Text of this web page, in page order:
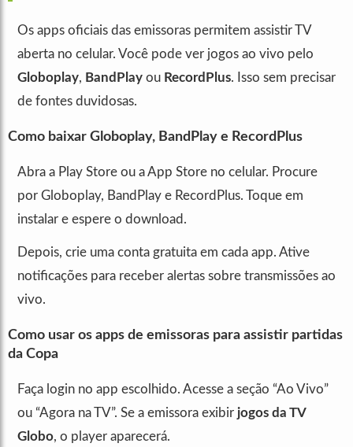
Os apps oficiais das emissoras permitem assistir TV
aberta no celular. Você pode ver jogos ao vivo pelo
Globoplay, BandPlay ou RecordPlus. Isso sem precisar
de fontes duvidosas.
Como baixar Globoplay, BandPlay e RecordPlus
Abra a Play Store ou a App Store no celular. Procure
por Globoplay, BandPlay e RecordPlus. Toque em
instalar e espere o download.
Depois, crie uma conta gratuita em cada app. Ative
notificações para receber alertas sobre transmissões ao
vivo.
Como usar os apps de emissoras para assistir partidas
da Copa
Faça login no app escolhido. Acesse a seção “Ao Vivo”
ou “Agora na TV”. Se a emissora exibir jogos da TV
Globo, o player aparecerá.